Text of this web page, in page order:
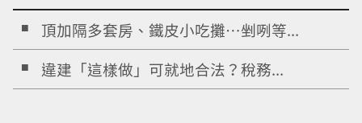
頂加隔多套房、鐵皮小吃攤…剉咧等...
違建「這樣做」可就地合法？稅務...